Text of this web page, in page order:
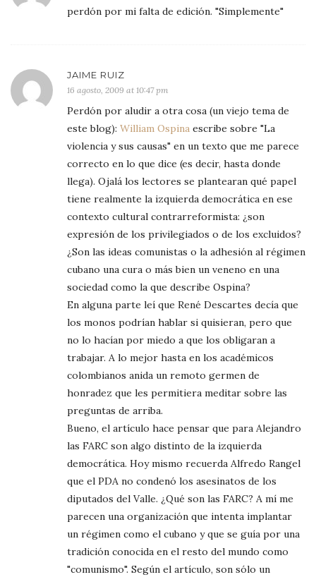
perdón por mi falta de edición. "Simplemente"
JAIME RUIZ
16 agosto, 2009 at 10:47 pm
Perdón por aludir a otra cosa (un viejo tema de
este blog): William Ospina escribe sobre "La
violencia y sus causas" en un texto que me parece
correcto en lo que dice (es decir, hasta donde
llega). Ojalá los lectores se plantearan qué papel
tiene realmente la izquierda democrática en ese
contexto cultural contrarreformista: ¿son
expresión de los privilegiados o de los excluidos?
¿Son las ideas comunistas o la adhesión al régimen
cubano una cura o más bien un veneno en una
sociedad como la que describe Ospina?
En alguna parte leí que René Descartes decía que
los monos podrían hablar si quisieran, pero que
no lo hacían por miedo a que los obligaran a
trabajar. A lo mejor hasta en los académicos
colombianos anida un remoto germen de
honradez que les permitiera meditar sobre las
preguntas de arriba.
Bueno, el artículo hace pensar que para Alejandro
las FARC son algo distinto de la izquierda
democrática. Hoy mismo recuerda Alfredo Rangel
que el PDA no condenó los asesinatos de los
diputados del Valle. ¿Qué son las FARC? A mí me
parecen una organización que intenta implantar
un régimen como el cubano y que se guía por una
tradición conocida en el resto del mundo como
"comunismo". Según el artículo, son sólo un